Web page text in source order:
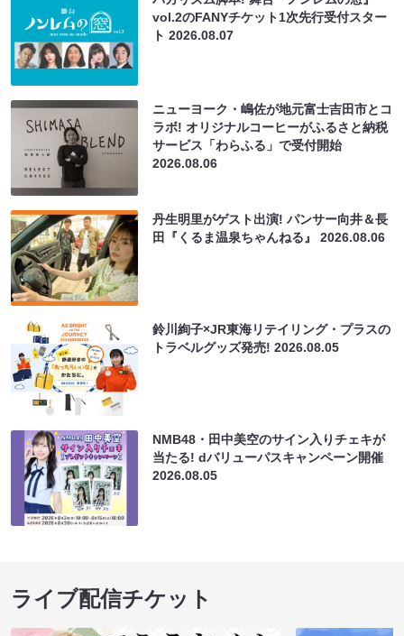
vol.2のFANYチケット1次先行受付スター
ト2026.08.07
ニューヨーク・嶋佐が地元富士吉田市とコ
ラボ! オリジナルコーヒーがふるさと納税
サービス「わらふる」で受付開始
2026.08.06
丹生明里がゲスト出演! パンサー向井＆長
田『くるま温泉ちゃんねる』2026.08.06
鈴川絢子×JR東海リテイリング・プラスの
トラベルグッズ発売!2026.08.05
NMB48・田中美空のサイン入りチェキが
当たる! dバリューパスキャンペーン開催
2026.08.05
ライブ配信チケット